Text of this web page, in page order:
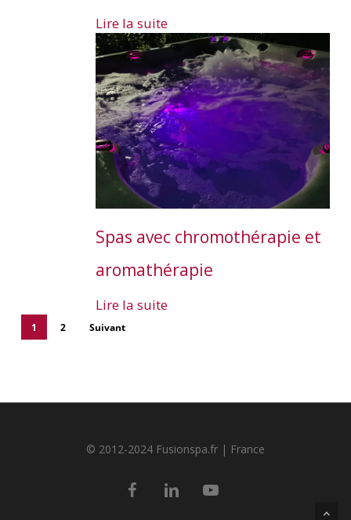
Lire la suite
Spas avec chromothérapie et
aromathérapie
Lire la suite
1 2 Suivant
© 2012-2024 Fusionspa.fr | France
facebooklinkedin youtube